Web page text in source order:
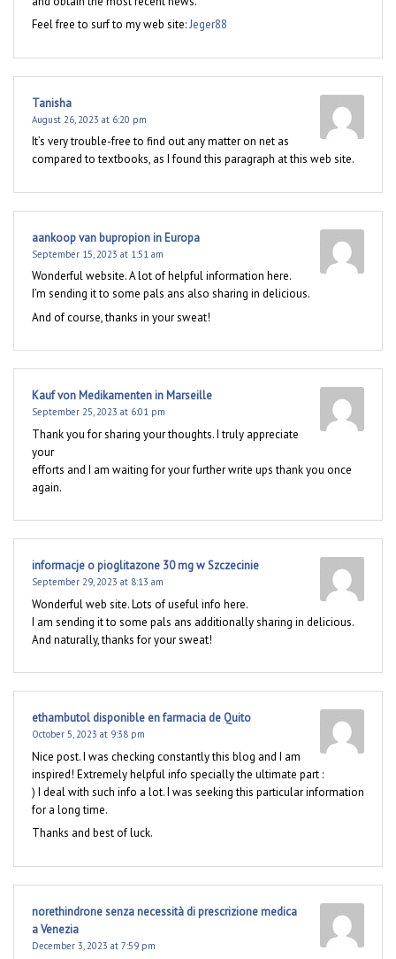
Feel free to surf to my web site:Jeger88
Tanisha
August 26, 2023 at 6:20 pm
It’s very trouble-free to find out any matter on net as
compared to textbooks, as I found this paragraph at this web site.
aankoop van bupropion in Europa
September 15, 2023 at 1:51 am
Wonderful website. A lot of helpful information here.
I’m sending it to some pals ans also sharing in delicious.
And of course, thanks in your sweat!
Kauf von Medikamenten in Marseille
September 25, 2023 at 6:01 pm
Thank you for sharing your thoughts. I truly appreciate
your
efforts and I am waiting for your further write ups thank you once
again.
informacje o pioglitazone 30 mg w Szczecinie
September 29, 2023 at 8:13 am
Wonderful web site. Lots of useful info here.
I am sending it to some pals ans additionally sharing in delicious.
And naturally, thanks for your sweat!
ethambutol disponible en farmacia de Quito
October 5, 2023 at 9:38 pm
Nice post. I was checking constantly this blog and I am
inspired! Extremely helpful info specially the ultimate part :
) I deal with such info a lot. I was seeking this particular information
for a long time.
Thanks and best of luck.
norethindrone senza necessità di prescrizione medica
a Venezia
December 3, 2023 at 7:59 pm